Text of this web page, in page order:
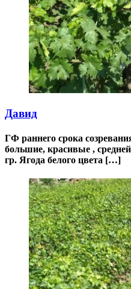
Давид
ГФ раннего срока
большие, красивые ,
гр. Ягода белого цвета […]